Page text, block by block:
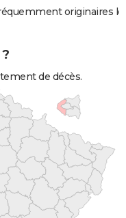
originaires
de décès.